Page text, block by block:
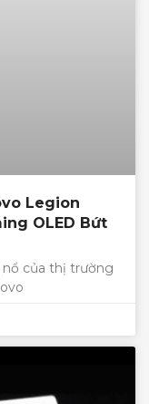
Legion
OLED Bứt
của thị trường